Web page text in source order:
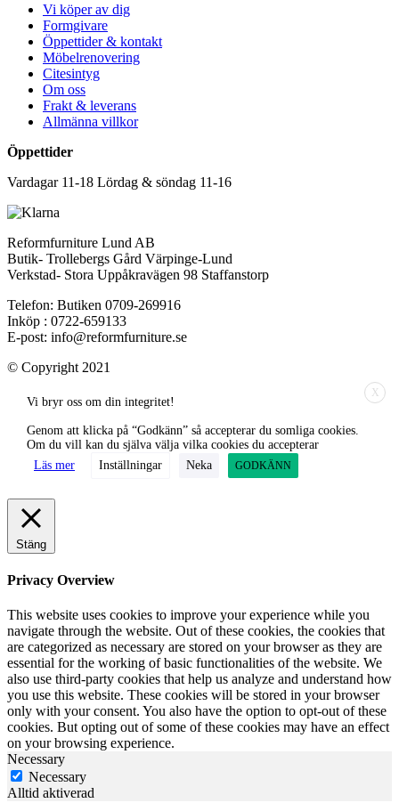
Vi köper av dig
Formgivare
Öppettider & kontakt
Möbelrenovering
Citesintyg
Om oss
Frakt & leverans
Allmänna villkor
Öppettider
Vardagar 11-18 Lördag & söndag 11-16
Reformfurniture Lund AB
Butik- Trollebergs Gård Värpinge-Lund
Verkstad- Stora Uppåkravägen 98 Staffanstorp
Telefon: Butiken 0709-269916
Inköp : 0722-659133
E-post: info@reformfurniture.se
© Copyright 2021
X
Vi bryr oss om din integritet!
Genom att klicka på “Godkänn” så accepterar du somliga cookies.
Om du vill kan du själva välja vilka cookies du accepterar
Läs mer
Inställningar Neka GODKÄNN
Stäng
Privacy Overview
This website uses cookies to improve your experience while you
navigate through the website. Out of these cookies, the cookies that
are categorized as necessary are stored on your browser as they are
essential for the working of basic functionalities of the website. We
also use third-party cookies that help us analyze and understand how
you use this website. These cookies will be stored in your browser
only with your consent. You also have the option to opt-out of these
cookies. But opting out of some of these cookies may have an effect
on your browsing experience.
Necessary
Necessary
Alltid aktiverad